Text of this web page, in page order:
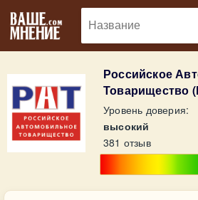
Российское
Товарищество
Уровень доверия:
высокий
381 отзыв